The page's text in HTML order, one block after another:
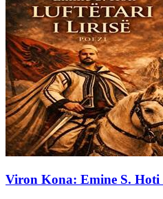
Viron Kona: Emine S.